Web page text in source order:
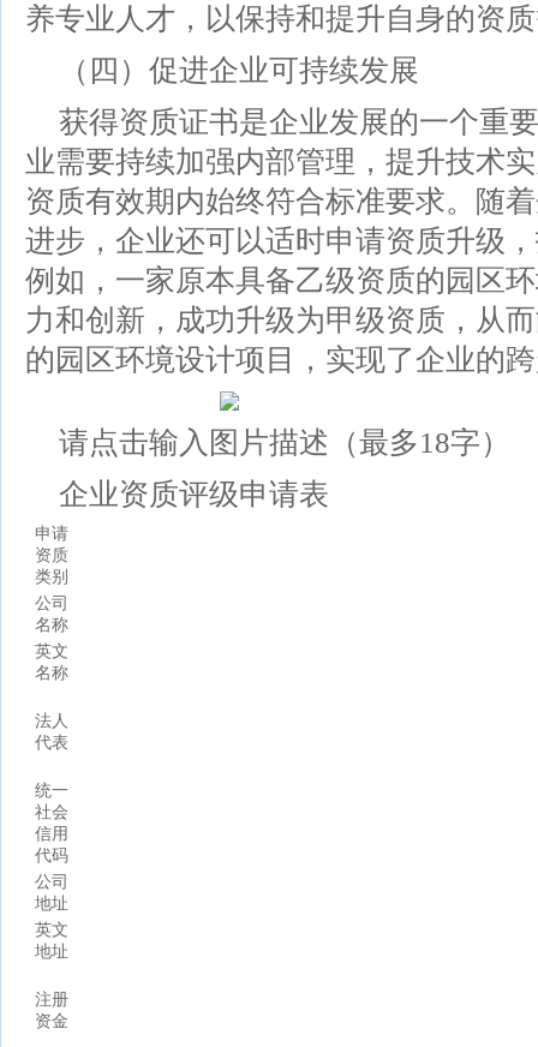
养专业人才，以保持和提升自身的资
（四）促进企业可持续发展
获得资质证书是企业发展的一个重
业需要持续加强内部管理，提升技术
资质有效期内始终符合标准要求。随
进步，企业还可以适时申请资质升级
例如，一家原本具备乙级资质的园区
力和创新，成功升级为甲级资质，从
的园区环境设计项目，实现了企业的
请点击输入图片描述（最多18字）
企业资质评级申请表
申请
资质
类别
公司
名称
英文
名称
法人
代表
统一
社会
信用
代码
公司
地址
英文
地址
注册
资金